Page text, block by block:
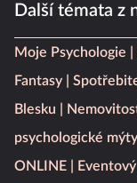
Další témata z
Moje Psychologie
Fantasy
Blesku
psychologické mýty
ONLINE